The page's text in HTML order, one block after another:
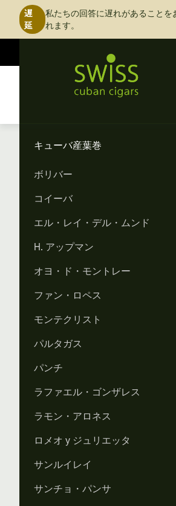
遅
延
私たちの回答に遅れがあることを
れます。
コンテンツにスキップ
キューバ産葉巻
ボリバー
コイーバ
エル・レイ・デル・ムンド
H. アップマン
オヨ・ド・モントレー
ファン・ロペス
モンテクリスト
パルタガス
パンチ
ラファエル・ゴンザレス
ラモン・アロネス
ロメオ y ジュリエッタ
サンルイレイ
サンチョ・パンサ